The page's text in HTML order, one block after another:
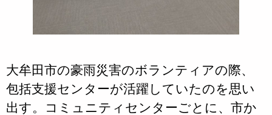
大牟田市の豪雨災害のボランティアの際、
包括支援センターが活躍していたのを思い
出す。コミュニティセンターごとに、市か